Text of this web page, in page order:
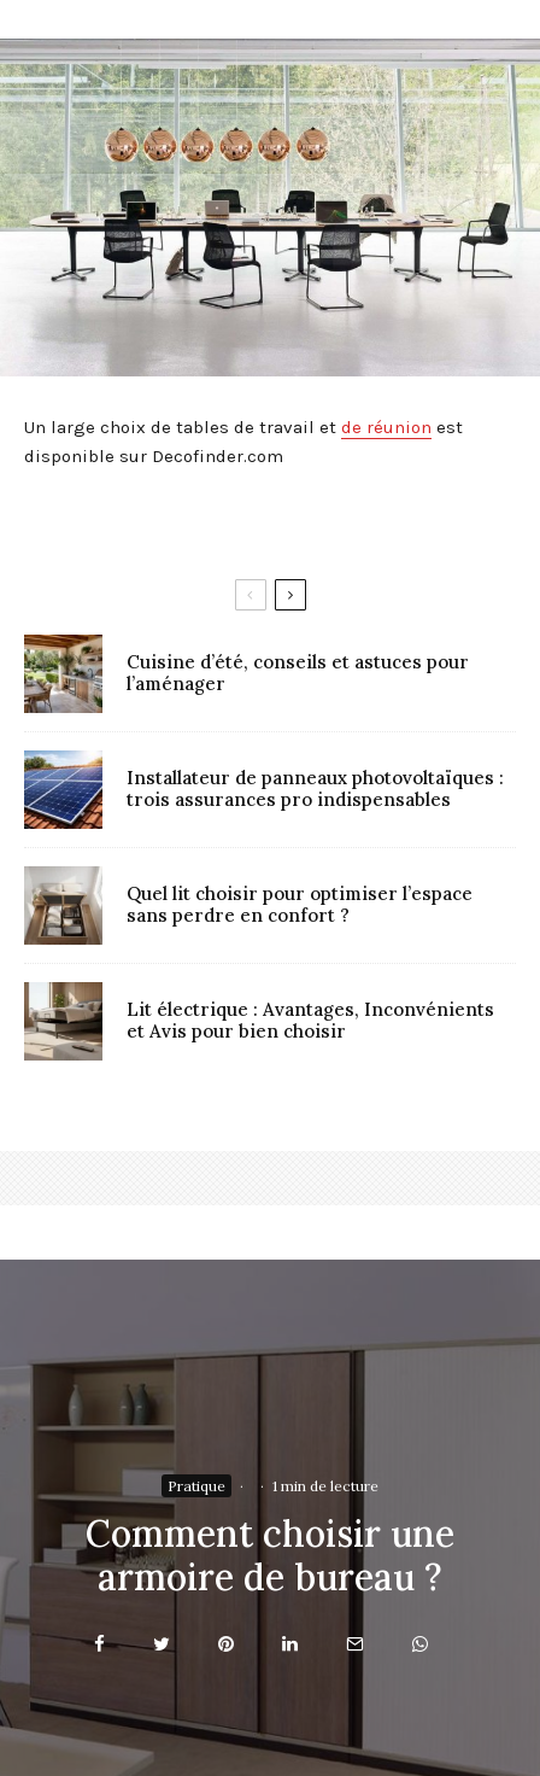
Un large choix de tables de travail et de réunion est
disponible sur Decofinder.com
Cuisine d’été, conseils et astuces pour
l’aménager
Installateur de panneaux photovoltaïques :
trois assurances pro indispensables
Quel lit choisir pour optimiser l’espace
sans perdre en confort ?
Lit électrique : Avantages, Inconvénients
et Avis pour bien choisir
Pratique · · 1 min de lecture
Comment choisir une
armoire de bureau ?